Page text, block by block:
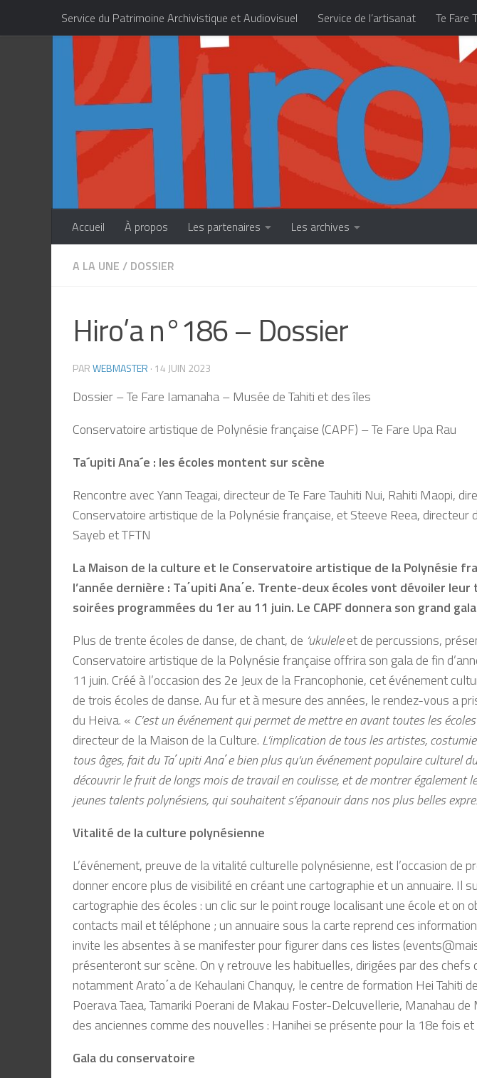
Skip to contentService du Patrimoine Archivistique et Audiovisuel Service de l’artisanat Te Fare
Centre des Métiers d’Art de la Polynésie française Les archives À propos
Accueil À propos Les partenaires Les archives
A LA UNE / DOSSIER
Hiro’a n°186 – Dossier
PARWEBMASTER · 14 JUIN 2023
Dossier – Te Fare Iamanaha – Musée de Tahiti et des îles
Conservatoire artistique de Polynésie française (CAPF) – Te Fare Upa Rau
Ta´upiti Ana´e : les écoles montent sur scène
Rencontre avec Yann Teagai, directeur de Te Fare Tauhiti Nui, Rahiti Maopi,
Conservatoire artistique de la Polynésie française, et Steeve Reea, directeur
Sayeb et TFTN
La Maison de la culture et le Conservatoire artistique de la Polynésie
l’année dernière : Ta΄upiti Ana΄e. Trente-deux écoles vont dévoiler
soirées programmées du 1er au 11 juin. Le CAPF donnera son grand
Plus de trente écoles de danse, de chant, de ‘ukuleleet de percussions,
Conservatoire artistique de la Polynésie française offrira son gala de fin
11 juin. Créé à l’occasion des 2e Jeux de la Francophonie, cet événement
de trois écoles de danse. Au fur et à mesure des années, le rendez-vous a
du Heiva. « C’est un événement qui permet de mettre en avant toutes les
directeur de la Maison de la Culture. L’implication de tous les artistes,
tous âges, fait du Ta΄upiti Ana΄e bien plus qu’un événement populaire culturel du
découvrir le fruit de longs mois de travail en coulisse, et de montrer
jeunes talents polynésiens, qui souhaitent s’épanouir dans nos plus belles
Vitalité de la culture polynésienne
L’événement, preuve de la vitalité culturelle polynésienne, est l’occasion
donner encore plus de visibilité en créant une cartographie et un annuaire.
cartographie des écoles : un clic sur le point rouge localisant une école et
contacts mail et téléphone ; un annuaire sous la carte reprend ces
invite les absentes à se manifester pour figurer dans ces listes (
présenteront sur scène. On y retrouve les habituelles, dirigées par des
notamment Arato΄a de Kehaulani Chanquy, le centre de formation Hei
Poerava Taea, Tamariki Poerani de Makau Foster-Delcuvellerie, Manahau
des anciennes comme des nouvelles : Hanihei se présente pour la 18e fois
Gala du conservatoire